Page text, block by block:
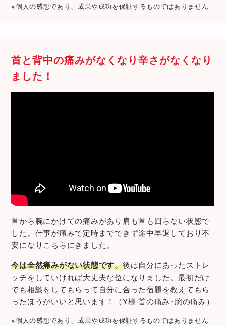
※個人の感想であり、成果や成功を保証するものではありません
首と背中の痛みがなくなり辛さがなくなり
ました！
首から腕にかけての痛みがあり肩も首も回らない状態で
した。仕事が痛みで定時までできず途中早退しており不
安になりこちらにきました。
今は全然痛みがない状態です。後は自分にあったストレ
ッチをしていければ大丈夫な位になりました。最初だけ
でも相談をしてもらって自分に合った宿題を教えてもら
ったほうがいいと思います！（Y様 首の痛み･腕の痛み）
※個人の感想であり、成果や成功を保証するものではありません